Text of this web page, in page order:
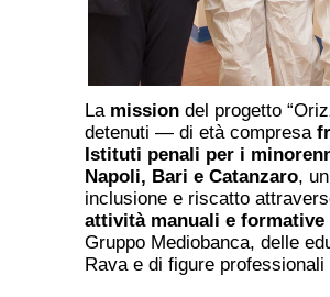
La mission del progetto
detenuti — di età compresa
Istituti penali per i
Napoli, Bari e Catanzaro,
inclusione e riscatto
attività manuali e formative
Gruppo Mediobanca, delle
Rava e di figure